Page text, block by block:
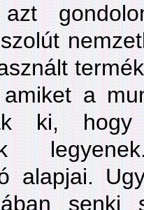
a
ki,
alapjai.